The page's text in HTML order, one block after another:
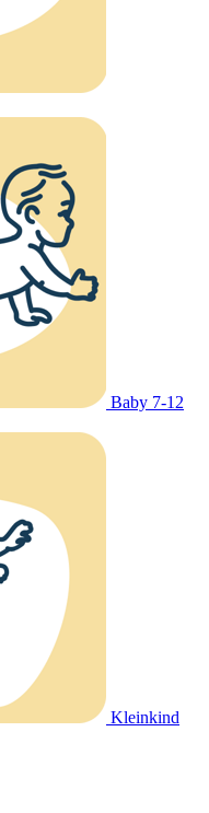
Baby 7-12
Kleinkind